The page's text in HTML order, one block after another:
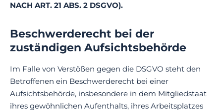
NACH ART. 21 ABS. 2 DSGVO).
Beschwerderecht bei der
zuständigen Aufsichtsbehörde
Im Falle von Verstößen gegen die DSGVO steht den
Betroffenen ein Beschwerderecht bei einer
Aufsichtsbehörde, insbesondere in dem Mitgliedstaat
ihres gewöhnlichen Aufenthalts, ihres Arbeitsplatzes